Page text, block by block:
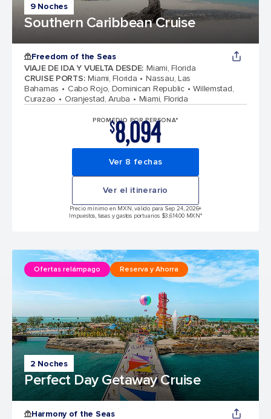
9 Noches
Southern Caribbean Cruise
Freedom of the Seas
VIAJE DE IDA Y VUELTA DESDE: Miami, Florida
CRUISE PORTS: Miami, Florida
Nassau, Las
Bahamas
Cabo Rojo, Dominican Republic
Willemstad,
Curazao
Oranjestad, Aruba Miami, Florida
PROMEDIO POR PERSONA*
$8,094
Ver 8 fechas
Ver el itinerario
Precio mínimo en MXN, válido para Sep 24, 2026+
Impuestos, tasas y gastos portuarios $3,614.00 MXN*
2 Noches
Perfect Day Getaway Cruise
Ofertas relámpago Reserva y Ahorra
Harmony of the Seas